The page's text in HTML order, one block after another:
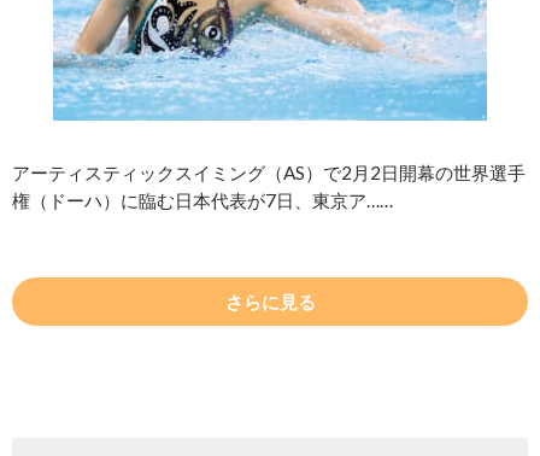
アーティスティックスイミング（AS）で2月2日開幕の世界選手
権（ドーハ）に臨む日本代表が7日、東京ア……
さらに見る